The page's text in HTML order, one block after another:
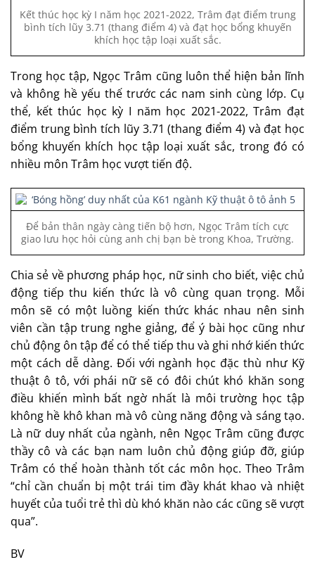
Kết thúc học kỳ I năm học 2021-2022, Trâm đạt điểm trung
bình tích lũy 3.71 (thang điểm 4) và đạt học bổng khuyến
khích học tập loại xuất sắc.
Trong học tập, Ngọc Trâm cũng luôn thể hiện bản lĩnh
và không hề yếu thế trước các nam sinh cùng lớp. Cụ
thể, kết thúc học kỳ I năm học 2021-2022, Trâm đạt
điểm trung bình tích lũy 3.71 (thang điểm 4) và đạt học
bổng khuyến khích học tập loại xuất sắc, trong đó có
nhiều môn Trâm học vượt tiến độ.
Để bản thân ngày càng tiến bộ hơn, Ngọc Trâm tích cực
giao lưu học hỏi cùng anh chị bạn bè trong Khoa, Trường.
Chia sẻ về phương pháp học, nữ sinh cho biết, việc chủ
động tiếp thu kiến thức là vô cùng quan trọng. Mỗi
môn sẽ có một luồng kiến thức khác nhau nên sinh
viên cần tập trung nghe giảng, để ý bài học cũng như
chủ động ôn tập để có thể tiếp thu và ghi nhớ kiến thức
một cách dễ dàng. Đối với ngành học đặc thù như Kỹ
thuật ô tô, với phái nữ sẽ có đôi chút khó khăn song
điều khiến mình bất ngờ nhất là môi trường học tập
không hề khô khan mà vô cùng năng động và sáng tạo.
Là nữ duy nhất của ngành, nên Ngọc Trâm cũng được
thầy cô và các bạn nam luôn chủ động giúp đỡ, giúp
Trâm có thể hoàn thành tốt các môn học. Theo Trâm
“chỉ cần chuẩn bị một trái tim đầy khát khao và nhiệt
huyết của tuổi trẻ thì dù khó khăn nào các cũng sẽ vượt
qua”.
BV